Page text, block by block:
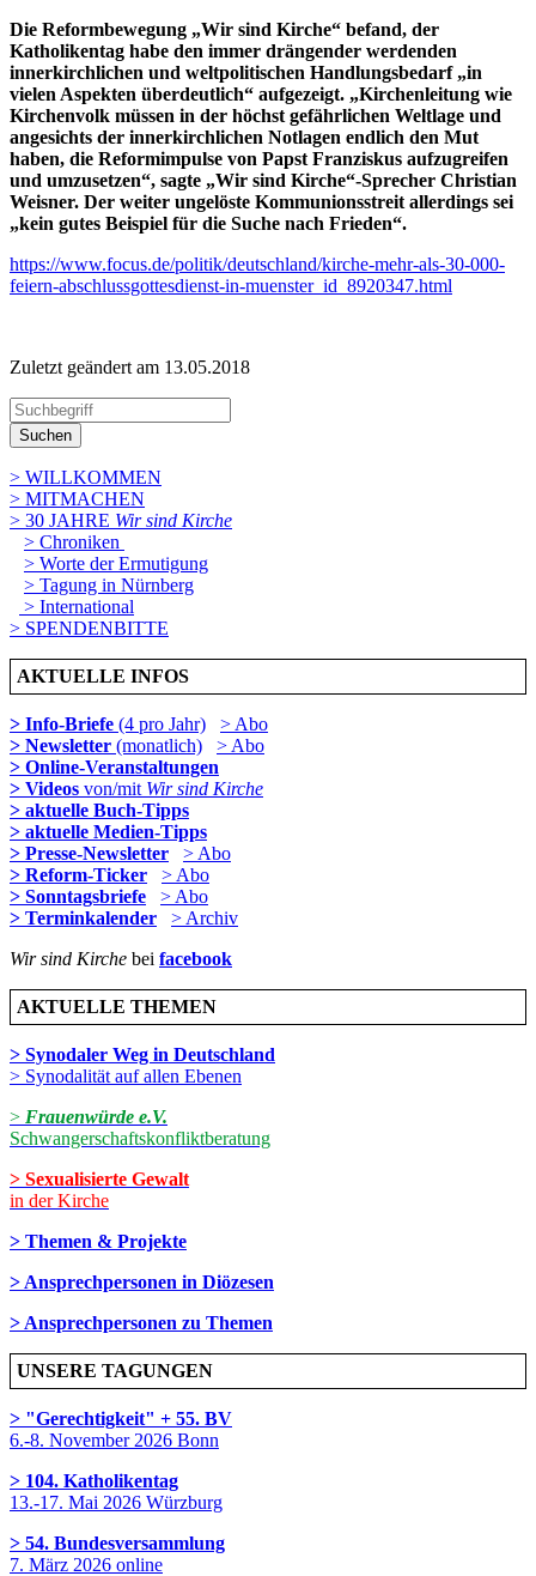
Die Reformbewegung „Wir sind Kirche“ befand, der
Katholikentag habe den immer drängender werdenden
innerkirchlichen und weltpolitischen Handlungsbedarf „in
vielen Aspekten überdeutlich“ aufgezeigt. „Kirchenleitung wie
Kirchenvolk müssen in der höchst gefährlichen Weltlage und
angesichts der innerkirchlichen Notlagen endlich den Mut
haben, die Reformimpulse von Papst Franziskus aufzugreifen
und umzusetzen“, sagte „Wir sind Kirche“-Sprecher Christian
Weisner. Der weiter ungelöste Kommunionsstreit allerdings sei
„kein gutes Beispiel für die Suche nach Frieden“.
https://www.focus.de/politik/deutschland/kirche-mehr-als-30-000-
feiern-abschlussgottesdienst-in-muenster_id_8920347.html
Zuletzt geändert am 13­.05.2018
Suchen
> WILLKOMMEN
> MITMACHEN
> 30 JAHRE Wir sind Kirche
> Chroniken
> Worte der Ermutigung
> Tagung in Nürnberg
> International
> SPENDENBITTE
AKTUELLE INFOS
> Info-Briefe (4 pro Jahr)
> Abo
> Newsletter (monatlich)
> Abo
> Online-Veranstaltungen
> Videos von/mit Wir sind Kirche
> aktuelle Buch-Tipps
> aktuelle Medien-Tipps
> Presse-Newsletter
> Abo
> Reform-Ticker
> Abo
> Sonntagsbriefe
> Abo
> Terminkalender
> Archiv
Wir sind Kirche bei facebook
AKTUELLE THEMEN
> Synodaler Weg in Deutschland
> Synodalität auf allen Ebenen
> Frauenwürde e.V.
Schwangerschaftskonfliktberatung
> Sexualisierte Gewalt
in der Kirche
> Themen & Projekte
> Ansprechpersonen in Diözesen
> Ansprechpersonen zu Themen
UNSERE TAGUNGEN
> "Gerechtigkeit" + 55. BV
6.-8. November 2026 Bonn
> 104. Katholikentag
13.-17. Mai 2026 Würzburg
> 54. Bundesversammlung
7. März 2026 online